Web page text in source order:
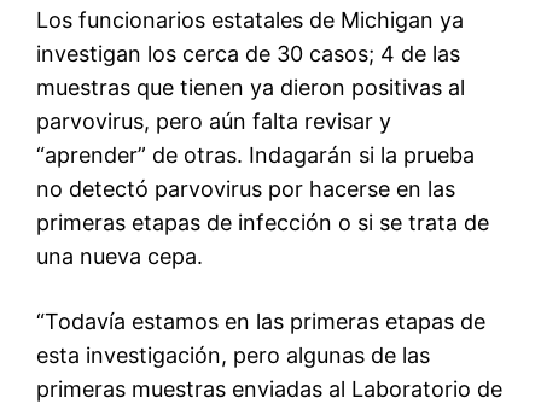
Los funcionarios estatales de Michigan ya
investigan los cerca de 30 casos; 4 de las
muestras que tienen ya dieron positivas al
parvovirus, pero aún falta revisar y
“aprender” de otras. Indagarán si la prueba
no detectó parvovirus por hacerse en las
primeras etapas de infección o si se trata de
una nueva cepa.
“Todavía estamos en las primeras etapas de
esta investigación, pero algunas de las
primeras muestras enviadas al Laboratorio de